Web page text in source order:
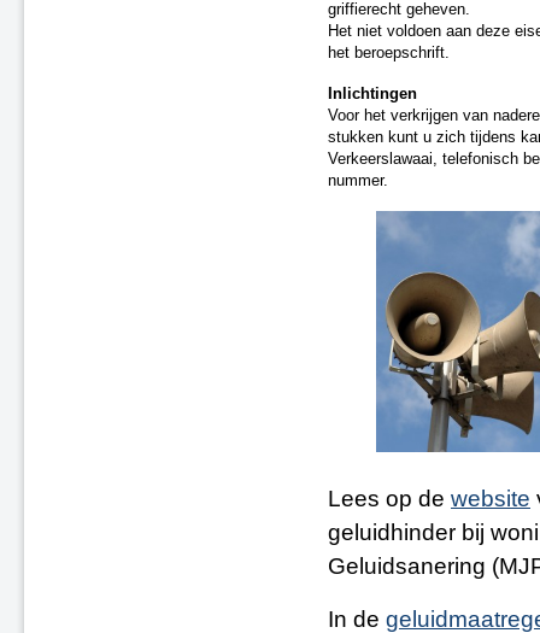
griffierecht geheven.
Het niet voldoen aan deze
het beroepschrift.
Inlichtingen
Voor het verkrijgen van
stukken kunt u zich tijdens
Verkeerslawaai, telefonisch
nummer.
Lees op de website
geluidhinder bij
Geluidsanering
In de